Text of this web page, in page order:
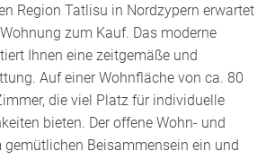
Region Tatlisu in Nordzypern erwartet
zum Kauf. Das moderne
Ihnen eine zeitgemäße und
Auf einer Wohnfläche von ca. 80
die viel Platz für individuelle
bieten. Der offene Wohn- und
gemütlichen Beisammensein ein und